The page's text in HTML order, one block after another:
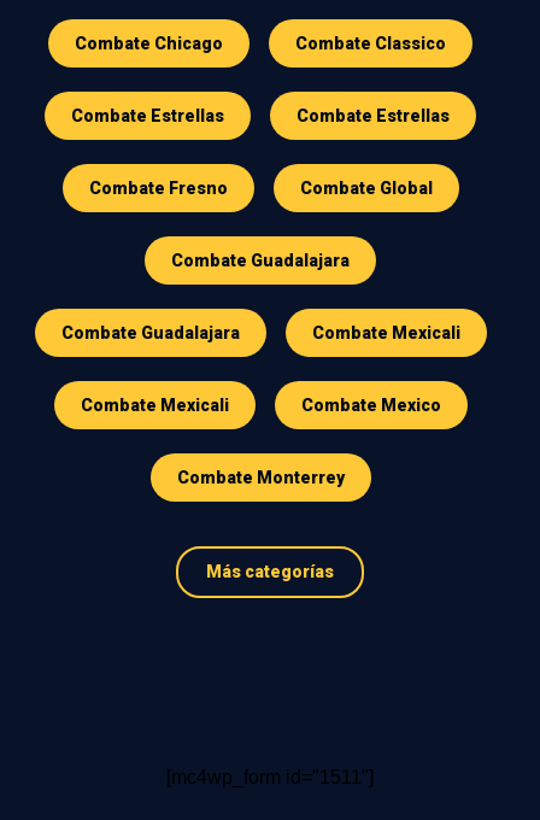
Combate Chicago Combate Classico
Combate Estrellas Combate Estrellas
Combate Fresno Combate Global
Combate Guadalajara
Combate Guadalajara Combate Mexicali
Combate Mexicali Combate Mexico
Combate Monterrey
Más categorías
[mc4wp_form id="1511"]